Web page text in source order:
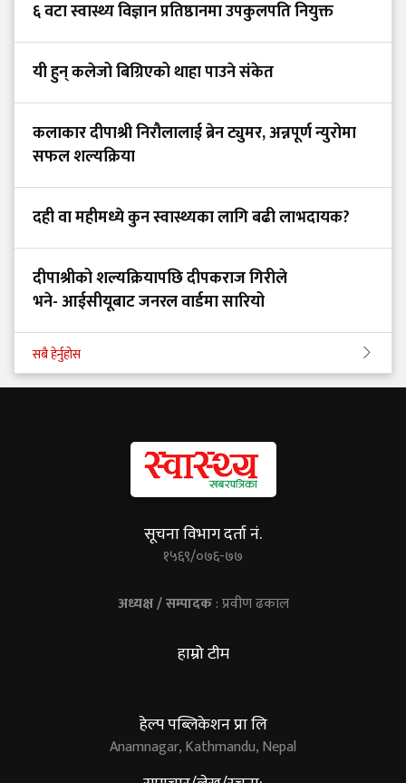
६ वटा स्वास्थ्य विज्ञान प्रतिष्ठानमा उपकुलपति नियुक्त
यी हुन् कलेजो बिग्रिएको थाहा पाउने संकेत
कलाकार दीपाश्री निरौलालाई ब्रेन ट्युमर, अन्नपूर्ण न्युरोमा
सफल शल्यक्रिया
दही वा महीमध्ये कुन स्वास्थ्यका लागि बढी लाभदायक?
दीपाश्रीको शल्यक्रियापछि दीपकराज गिरीले
भने- आईसीयूबाट जनरल वार्डमा सारियो
सबै हेर्नुहोस
सूचना विभाग दर्ता नं.
१५६९/०७६-७७
अध्यक्ष / सम्पादक: प्रवीण ढकाल
हाम्रो टीम
हेल्प पब्लिकेशन प्रा लि
Anamnagar, Kathmandu, Nepal